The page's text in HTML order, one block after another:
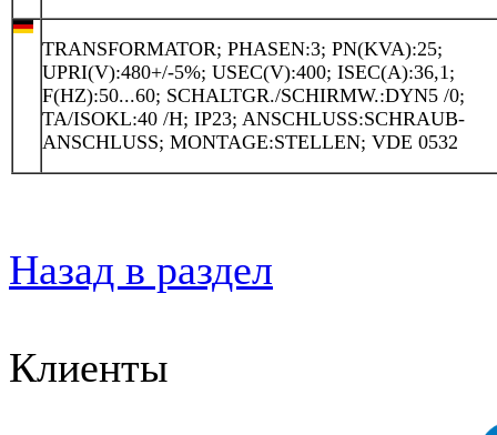
TRANSFORMATOR; PHASEN:3; PN(KVA):25;
UPRI(V):480+/-5%; USEC(V):400; ISEC(A):36,1;
F(HZ):50...60; SCHALTGR./SCHIRMW.:DYN5 /0;
TA/ISOKL:40 /H; IP23; ANSCHLUSS:SCHRAUB-
ANSCHLUSS; MONTAGE:STELLEN; VDE 0532
Назад в раздел
Клиенты